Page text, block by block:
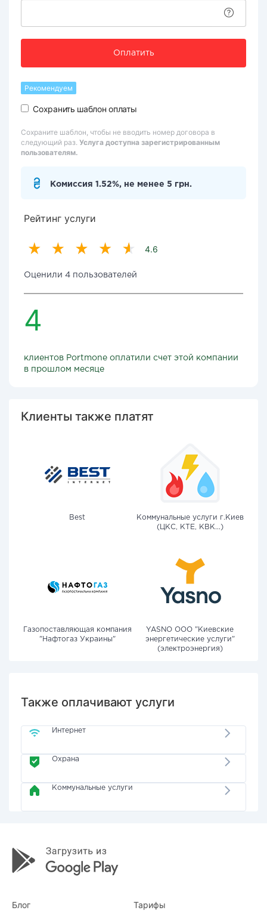
Оплатить
Рекомендуем
Сохранить шаблон оплаты
Сохраните шаблон, чтобы не вводить номер договора в
следующий раз. Услуга доступна зарегистрированным
пользователям.
Комиссия 1.52%, не менее 5 грн.
Рейтинг услуги
4.6
Оценили 4 пользователей
4
клиентов Portmone оплатили счет этой компании
в прошлом месяце
Клиенты также платят
Best
Коммунальные услуги г.Киев
(ЦКС, КТЕ, КВК...)
Газопоставляющая компания
"Нафтогаз Украины"
YASNO OOO "Киевские
энергетические услуги"
(электроэнергия)
Также оплачивают услуги
Интернет
Охрана
Коммунальные услуги
Блог Тарифы